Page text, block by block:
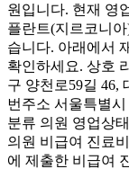
원입니다. 현재 영
플란트(지르코니
습니다. 아래에서
확인하세요. 상호
구 양천로59길 46,
번주소 서울특별
분류 의원 영업상
의원 비급여 진료
에 제출한 비급여